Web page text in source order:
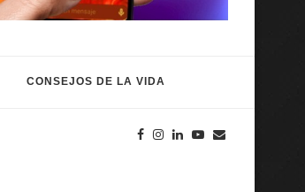
CONSEJOS DE LA VIDA